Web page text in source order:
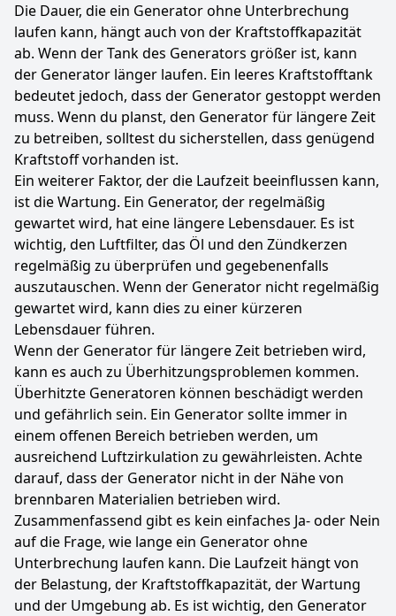
Die Dauer, die ein Generator ohne Unterbrechung
laufen kann, hängt auch von der Kraftstoffkapazität
ab. Wenn der Tank des Generators größer ist, kann
der Generator länger laufen. Ein leeres Kraftstofftank
bedeutet jedoch, dass der Generator gestoppt werden
muss. Wenn du planst, den Generator für längere Zeit
zu betreiben, solltest du sicherstellen, dass genügend
Kraftstoff vorhanden ist.
Ein weiterer Faktor, der die Laufzeit beeinflussen kann,
ist die Wartung. Ein Generator, der regelmäßig
gewartet wird, hat eine längere Lebensdauer. Es ist
wichtig, den Luftfilter, das Öl und den Zündkerzen
regelmäßig zu überprüfen und gegebenenfalls
auszutauschen. Wenn der Generator nicht regelmäßig
gewartet wird, kann dies zu einer kürzeren
Lebensdauer führen.
Wenn der Generator für längere Zeit betrieben wird,
kann es auch zu Überhitzungsproblemen kommen.
Überhitzte Generatoren können beschädigt werden
und gefährlich sein. Ein Generator sollte immer in
einem offenen Bereich betrieben werden, um
ausreichend Luftzirkulation zu gewährleisten. Achte
darauf, dass der Generator nicht in der Nähe von
brennbaren Materialien betrieben wird.
Zusammenfassend gibt es kein einfaches Ja- oder Nein
auf die Frage, wie lange ein Generator ohne
Unterbrechung laufen kann. Die Laufzeit hängt von
der Belastung, der Kraftstoffkapazität, der Wartung
und der Umgebung ab. Es ist wichtig, den Generator